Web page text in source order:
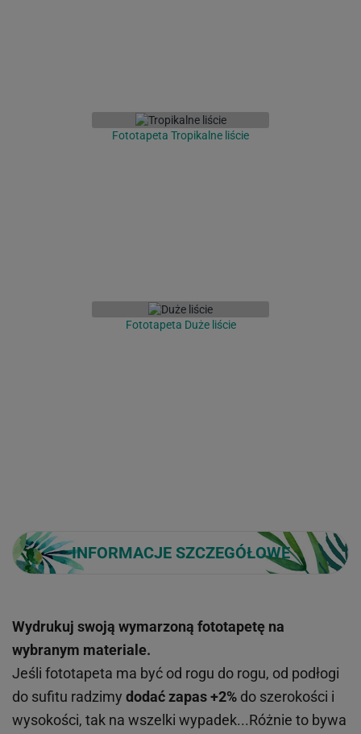
Fototapeta Tropikalne liście
Fototapeta Duże liście
INFORMACJE SZCZEGÓŁOWE
Wydrukuj swoją wymarzoną fototapetę na
wybranym materiale.
Jeśli fototapeta ma być od rogu do rogu, od podłogi
do sufitu radzimy dodać zapas +2% do szerokości i
wysokości, tak na wszelki wypadek...Różnie to bywa